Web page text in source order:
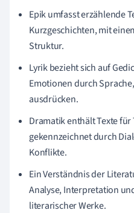
Epik umfasst erzählende
Kurzgeschichten, mit
Struktur.
Lyrik bezieht sich auf
Emotionen durch
ausdrücken.
Dramatik enthält Texte
gekennzeichnet durch
Konflikte.
Ein Verständnis der
Analyse, Interpretation
literarischer Werke.